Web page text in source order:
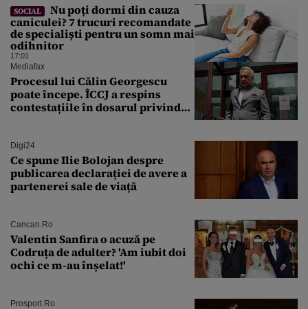
SOCIAL
Nu poți dormi din cauza
caniculei? 7 trucuri recomandate
de specialiști pentru un somn mai
odihnitor
17:01
Mediafax
Procesul lui Călin Georgescu
poate începe. ÎCCJ a respins
contestațiile în dosarul privind
Digi24
Ce spune Ilie Bolojan despre
publicarea declarației de avere a
partenerei sale de viață
Cancan.ro
Valentin Sanfira o acuză pe
Codruța de adulter? 'Am iubit doi
ochi ce m-au înșelat!'
Prosport.ro